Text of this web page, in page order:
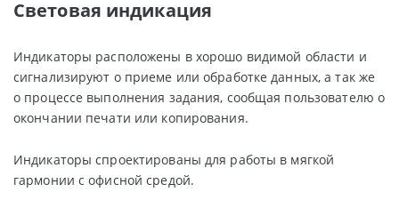
Световая индикация
Индикаторы расположены в хорошо видимой области и
сигнализируют о приеме или обработке данных, а так же
о процессе выполнения задания, сообщая пользователю о
окончании печати или копирования.
Индикаторы спроектированы для работы в мягкой
гармонии с офисной средой.